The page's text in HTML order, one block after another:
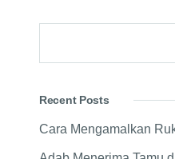
Recent Posts
Cara Mengamalkan